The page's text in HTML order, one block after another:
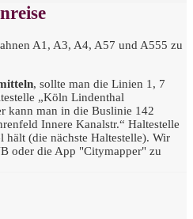
A1, A3, A4, A57 und A555 zu
, sollte man die Linien 1, 7
„Köln Lindenthal
kann man in die Buslinie 142
Innere Kanalstr.“ Haltestelle
(die nächste Haltestelle). Wir
oder die App "Citymapper" zu